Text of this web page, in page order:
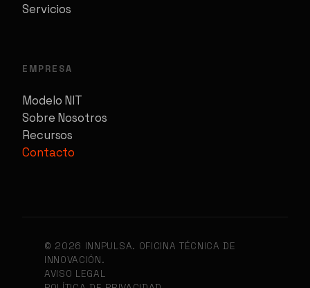
Servicios
EMPRESA
Modelo NIT
Sobre Nosotros
Recursos
Contacto
© 2026 INNPULSA. OFICINA TÉCNICA DE
INNOVACIÓN.
AVISO LEGAL